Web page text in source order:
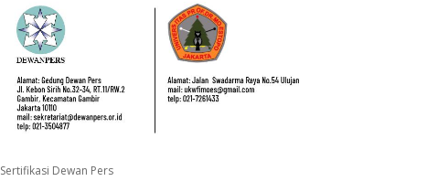
Sertifikasi Dewan Pers